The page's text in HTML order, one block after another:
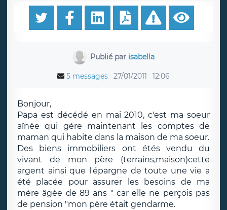
Publié par isabella
5 messages 27/01/2011 12:06
Bonjour,
Papa est décédé en mai 2010, c'est ma soeur
aînée qui gère maintenant les comptes de
maman qui habite dans la maison de ma soeur.
Des biens immobiliers ont étés vendu du
vivant de mon père (terrains,maison)cette
argent ainsi que l'épargne de toute une vie a
été placée pour assurer les besoins de ma
mère âgée de 89 ans " car elle ne perçois pas
de pension "mon père était gendarme.